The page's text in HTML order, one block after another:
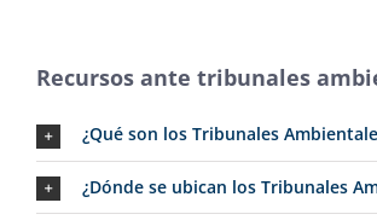
Recursos ante tribunales
¿Qué son los Tribunales
¿Dónde se ubican los Tribunales